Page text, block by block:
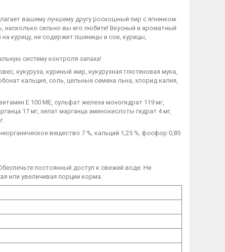
вашему лучшему другу роскошный пир с ягненком.
сильно вы его любите! Вкусный и ароматный
курицу, не содержит пшеницы и сои, курицы,
систему контроля запаха!
кукуруза, куриный жир, кукурузная глютеновая мука,
кальция, соль, цельные семена льна, хлорид калия,
E 100 МЕ, сульфат железа моногидрат 119 мг,
17 мг, хелат марганца аминокислоты гидрат 4 мг,
вещество 7 %, кальций 1,25 %, фосфор 0,85
постоянный доступ к свежей воде. Не
или увеличивая порции корма.